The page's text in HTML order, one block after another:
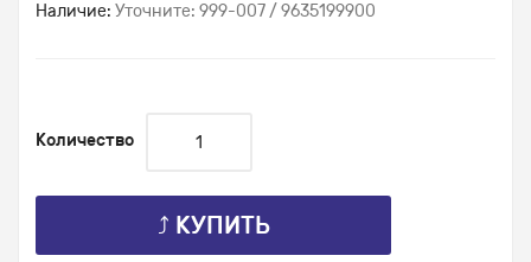
Наличие: Уточните: 999-007 / 9635199900
Количество
⤴ КУПИТЬ